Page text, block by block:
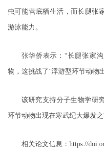
虫可能营底栖生活，而长腿张
游泳能力。
张华侨表示：“长腿张家
物，这挑战了‘浮游型环节动物
该研究支持分子生物学研
环节动物出现在寒武纪大爆发之
相关论文信息： https://